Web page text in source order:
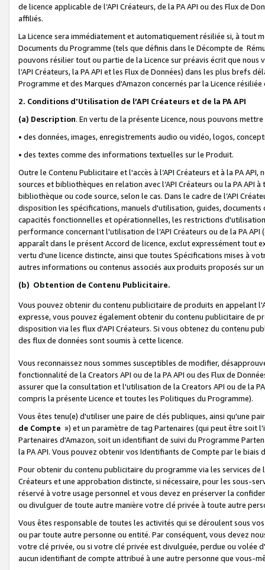
de licence applicable de l’API Créateurs, de la PA API ou des Flux de
affiliés.
La Licence sera immédiatement et automatiquement résiliée si, à
Documents du Programme (tels que définis dans le Décompte de
pouvons résilier tout ou partie de la Licence sur préavis écrit que
l’API Créateurs, la PA API et les Flux de Données) dans les plus
Programme et des Marques d'Amazon concernés par la Licence
2. Conditions d'Utilisation de l’API Créateurs et de la PA API
(a) Description. En vertu de la présente Licence, nous pouvons
• des données, images, enregistrements audio ou vidéo, logos,
• des textes comme des informations textuelles sur le Produit.
Outre le Contenu Publicitaire et l'accès à l’API Créateurs et à la PA
sources et bibliothèques en relation avec l’API Créateurs ou la PA
bibliothèque ou code source, selon le cas. Dans le cadre de l’API
disposition les spécifications, manuels d'utilisation, guides,
capacités fonctionnelles et opérationnelles, les restrictions
performance concernant l'utilisation de l’API Créateurs ou de la PA
apparaît dans le présent Accord de licence, exclut expressément tout
vertu d'une licence distincte, ainsi que toutes Spécifications mises à
autres informations ou contenus associés aux produits proposés sur
(b) Obtention de Contenu Publicitaire.
Vous pouvez obtenir du contenu publicitaire de produits en appelant
expresse, vous pouvez également obtenir du contenu publicitaire de
disposition via les flux d'API Créateurs. Si vous obtenez du contenu
des flux de données sont soumis à cette licence.
Vous reconnaissez nous sommes susceptibles de modifier,
fonctionnalité de la Creators API ou de la PA API ou des Flux de
assurer que la consultation et l'utilisation de la Creators API ou de la
compris la présente Licence et toutes les Politiques du Programme).
Vous êtes tenu(e) d'utiliser une paire de clés publiques, ainsi qu'une
de Compte ») et un paramètre de tag Partenaires (qui peut être soit
Partenaires d'Amazon, soit un identifiant de suivi du Programme
la PA API. Vous pouvez obtenir vos Identifiants de Compte par le biais
Pour obtenir du contenu publicitaire du programme via les services
Créateurs et une approbation distincte, si nécessaire, pour les sous-
réservé à votre usage personnel et vous devez en préserver la
ou divulguer de toute autre manière votre clé privée à toute autre
Vous êtes responsable de toutes les activités qui se déroulent sous
ou par toute autre personne ou entité. Par conséquent, vous devez
votre clé privée, ou si votre clé privée est divulguée, perdue ou volée
aucun identifiant de compte attribué à une autre personne que vous-